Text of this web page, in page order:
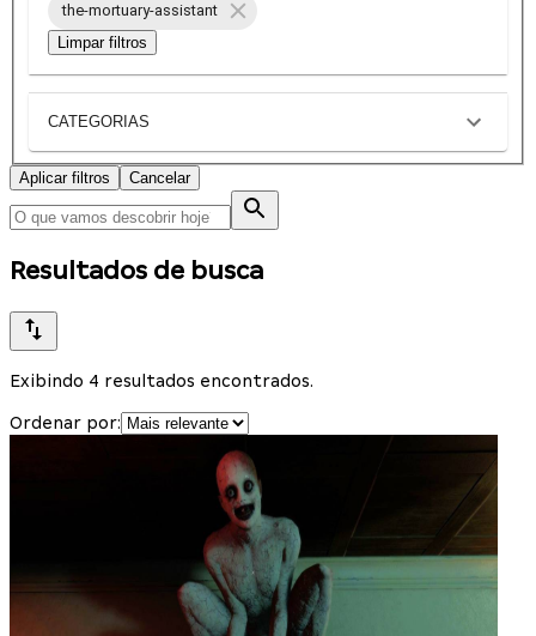
the-mortuary-assistant
Limpar filtros
CATEGORIAS
Aplicar filtros Cancelar
Resultados de busca
Exibindo 4 resultados encontrados.
Ordenar por: